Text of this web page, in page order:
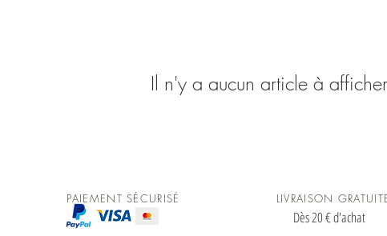
Il n'y a aucun article à
PAIEMENT SÉCURISÉ LIVRAISON
Dès 20 € d'achat